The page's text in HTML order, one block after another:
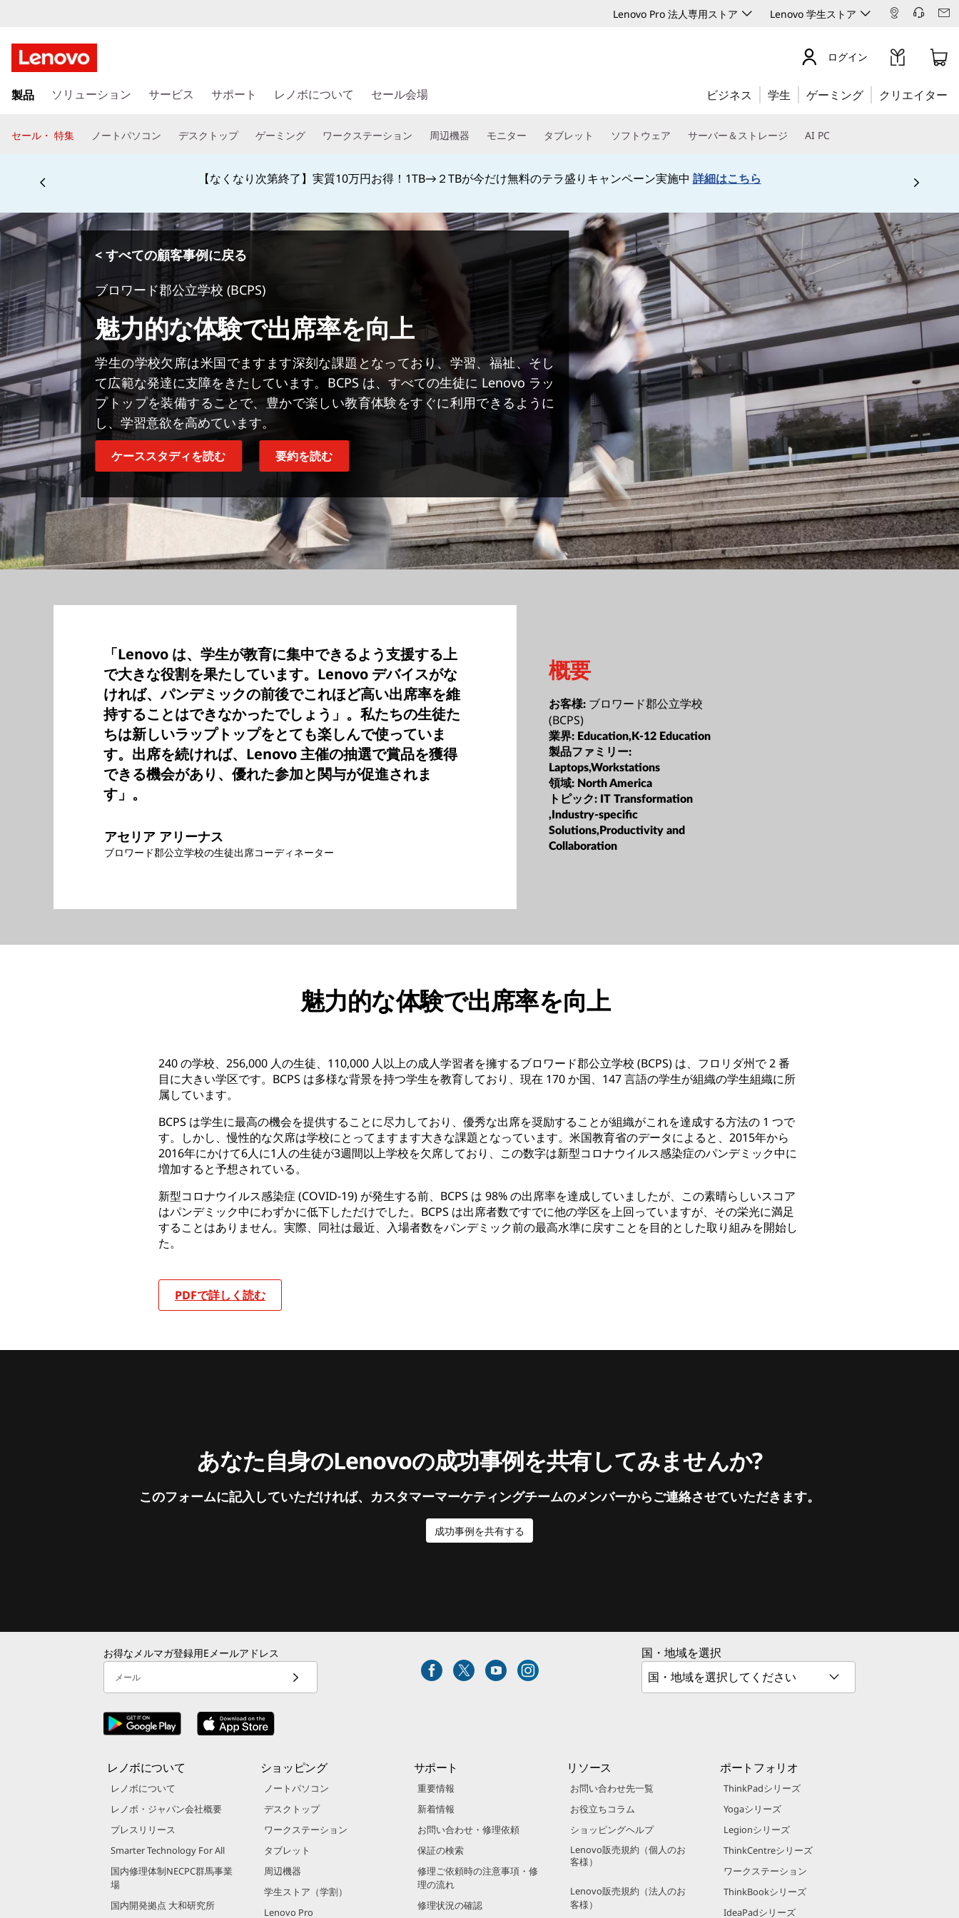
Lenovo Pro 法人専用ストア Lenovo 学生ストア
イ
コ
ン
に
ス
キ
ッ
す
る
ログイン
製品 ソリューション サービス サポート レノボについて セール会場 ビジネス 学生 ゲーミング クリエイター
セール・ 特集 ノートパソコン デスクトップ ゲーミング ワークステーション 周辺機器 モニター タブレット ソフトウェア サーバー＆ストレージ AI PC
学生、保護者、教職員、予備校生なら特別割引でご購入頂けます！学生向け学生ストアは こちら
< すべての顧客事例に戻る
ブロワード郡公立学校 (BCPS)
魅力的な体験で出席率を向上
学生の学校欠席は米国でますます深刻な課題となっており、学習、福祉、そし
て広範な発達に支障をきたしています。BCPS は、すべての生徒に Lenovo ラッ
プトップを装備することで、豊かで楽しい教育体験をすぐに利用できるように
し、学習意欲を高めています。
ケーススタディを読む 要約を読む
「Lenovo は、学生が教育に集中できるよう支援する上
で大きな役割を果たしています。Lenovo デバイスがな
ければ、パンデミックの前後でこれほど高い出席率を維
持することはできなかったでしょう」。私たちの生徒た
ちは新しいラップトップをとても楽しんで使っていま
す。出席を続ければ、Lenovo 主催の抽選で賞品を獲得
できる機会があり、優れた参加と関与が促進されま
す」。
アセリア アリーナス
ブロワード郡公立学校の生徒出席コーディネーター
概要
お客様: ブロワード郡公立学校
(BCPS)
業界: Education,K-12 Education
製品ファミリー:
Laptops,Workstations
領域: North America
トピック: IT Transformation
,Industry-specific
Solutions,Productivity and
Collaboration
魅力的な体験で出席率を向上
240 の学校、256,000 人の生徒、110,000 人以上の成人学習者を擁するブロワード郡公立学校 (BCPS) は、フロリダ州で 2 番
目に大きい学区です。BCPS は多様な背景を持つ学生を教育しており、現在 170 か国、147 言語の学生が組織の学生組織に所
属しています。
BCPS は学生に最高の機会を提供することに尽力しており、優秀な出席を奨励することが組織がこれを達成する方法の 1 つで
す。しかし、慢性的な欠席は学校にとってますます大きな課題となっています。米国教育省のデータによると、2015年から
2016年にかけて6人に1人の生徒が3週間以上学校を欠席しており、この数字は新型コロナウイルス感染症のパンデミック中に
増加すると予想されている。
新型コロナウイルス感染症 (COVID-19) が発生する前、BCPS は 98% の出席率を達成していましたが、この素晴らしいスコア
はパンデミック中にわずかに低下しただけでした。BCPS は出席者数ですでに他の学区を上回っていますが、その栄光に満足
することはありません。実際、同社は最近、入場者数をパンデミック前の最高水準に戻すことを目的とした取り組みを開始し
た。
PDFで詳しく読む
あなた自身のLenovoの成功事例を共有してみませんか?
このフォームに記入していただければ、カスタマーマーケティングチームのメンバーからご連絡させていただきます。
成功事例を共有する
お得なメルマガ登録用Eメールアドレス
メール
国・地域を選択
レノボについて
レノボについて
レノボ・ジャパン会社概要
プレスリリース
Smarter Technology For All
国内修理体制NECPC群馬事業
場
国内開発拠点 大和研究所
ショッピング
ノートパソコン
デスクトップ
ワークステーション
タブレット
周辺機器
学生ストア（学割）
Lenovo Pro
サポート
重要情報
新着情報
お問い合わせ・修理依頼
保証の検索
修理ご依頼時の注意事項・修
理の流れ
修理状況の確認
リソース
お問い合わせ先一覧
お役立ちコラム
ショッピングヘルプ
Lenovo販売規約（個人のお
客様）
Lenovo販売規約（法人のお
客様）
ポートフォリオ
ThinkPadシリーズ
Yogaシリーズ
Legionシリーズ
ThinkCentreシリーズ
ワークステーション
ThinkBookシリーズ
IdeaPadシリーズ